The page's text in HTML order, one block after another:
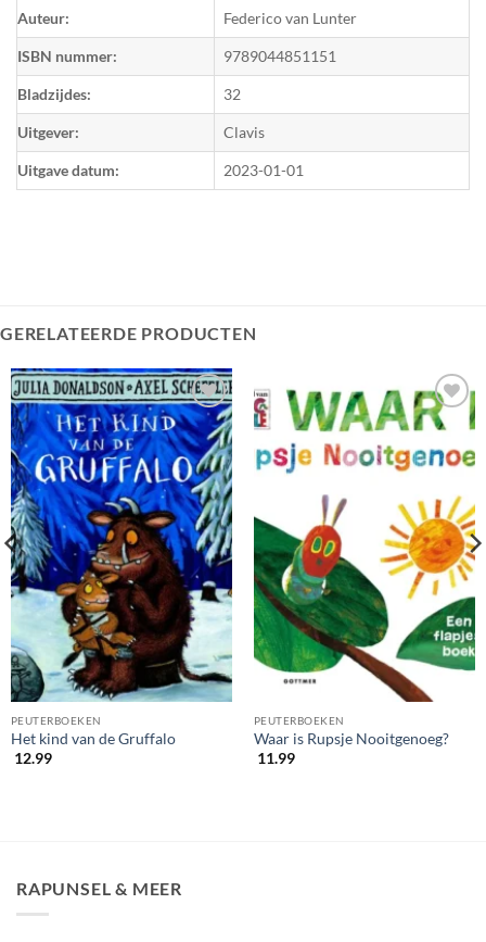
Auteur: Federico van Lunter
ISBN nummer: 9789044851151
Bladzijdes: 32
Uitgever: Clavis
Uitgave datum: 2023-01-01
GERELATEERDE PRODUCTEN
PEUTERBOEKEN
Het kind van de Gruffalo
12.99
PEUTERBOEKEN
Waar is Rupsje Nooitgenoeg?
11.99
RAPUNSEL & MEER